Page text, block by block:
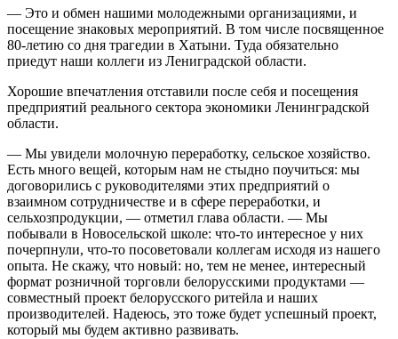
— Это и обмен нашими молодежными организациями, и
посещение знаковых мероприятий. В том числе посвященное
80-летию со дня трагедии в Хатыни. Туда обязательно
приедут наши коллеги из Лениградской области.
Хорошие впечатления отставили после себя и посещения
предприятий реального сектора экономики Ленинградской
области.
— Мы увидели молочную переработку, сельское хозяйство.
Есть много вещей, которым нам не стыдно поучиться: мы
договорились с руководителями этих предприятий о
взаимном сотрудничестве и в сфере переработки, и
сельхозпродукции, — отметил глава области. — Мы
побывали в Новосельской школе: что-то интересное у них
почерпнули, что-то посоветовали коллегам исходя из нашего
опыта. Не скажу, что новый: но, тем не менее, интересный
формат розничной торговли белорусскими продуктами —
совместный проект белорусского ритейла и наших
производителей. Надеюсь, это тоже будет успешный проект,
который мы будем активно развивать.